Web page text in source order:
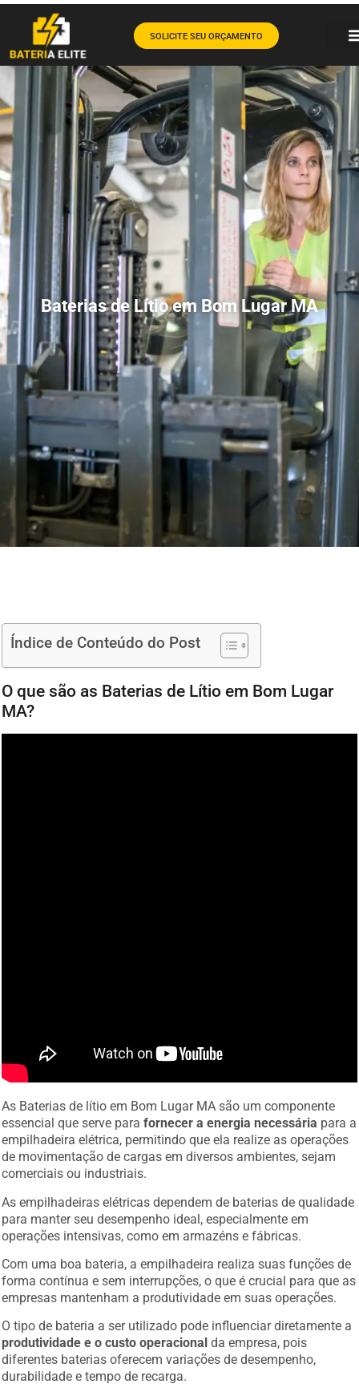
SOLICITE SEU ORÇAMENTO
Baterias de Lítio em Bom Lugar MA
Índice de Conteúdo do Post
O que são as Baterias de Lítio em Bom Lugar
MA?
As Baterias de lítio em Bom Lugar MA são um componente
essencial que serve parafornecer a energia necessária para a
empilhadeira elétrica, permitindo que ela realize as operações
de movimentação de cargas em diversos ambientes, sejam
comerciais ou industriais.
As empilhadeiras elétricas dependem de baterias de qualidade
para manter seu desempenho ideal, especialmente em
operações intensivas, como em armazéns e fábricas.
Com uma boa bateria, a empilhadeira realiza suas funções de
forma contínua e sem interrupções, o que é crucial para que as
empresas mantenham a produtividade em suas operações.
O tipo de bateria a ser utilizado pode influenciar diretamente a
produtividade e o custo operacional da empresa, pois
diferentes baterias oferecem variações de desempenho,
durabilidade e tempo de recarga.